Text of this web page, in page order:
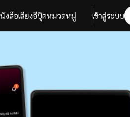
งสือเสียงอีบุ๊คหมวดหมู่ เข้าสู่ระบบ